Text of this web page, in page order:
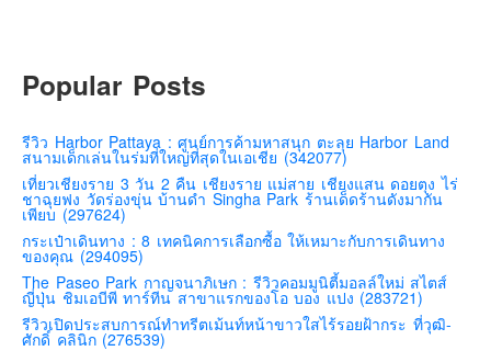
เบลเยี่ยม
สวิสเซอร์แลนด์
โปรตุเกส
สเปน
โครเอเชีย
สโลเวเนีย
มอนเตรเนโกร
บอสเนียและเฮอร์เซโกวีน่า
Popular Posts
รีวิว Harbor Pattaya : ศูนย์การค้ามหาสนุก ตะลุย Harbor Land
สนามเด็กเล่นในร่มที่ใหญ่ที่สุดในเอเชีย (342077)
เที่ยวเชียงราย 3 วัน 2 คืน เชียงราย แม่สาย เชียงแสน ดอยตุง ไร่
ชาฉุยฟง วัดร่องขุ่น บ้านดำ Singha Park ร้านเด็ดร้านดังมากัน
เพียบ (297624)
กระเป๋าเดินทาง : 8 เทคนิคการเลือกซื้อ ให้เหมาะกับการเดินทาง
ของคุณ (294095)
The Paseo Park กาญจนาภิเษก : รีวิวคอมมูนิตี้มอลล์ใหม่ สไตส์
ญี่ปุ่น ชิมเอบีพี ทาร์ทีน สาขาแรกของโอ บอง แปง (283721)
รีวิวเปิดประสบการณ์ทำทรีตเม้นท์หน้าขาวใสไร้รอยฝ้ากระ ที่วุฒิ-
ศักดิ์ คลินิก (276539)